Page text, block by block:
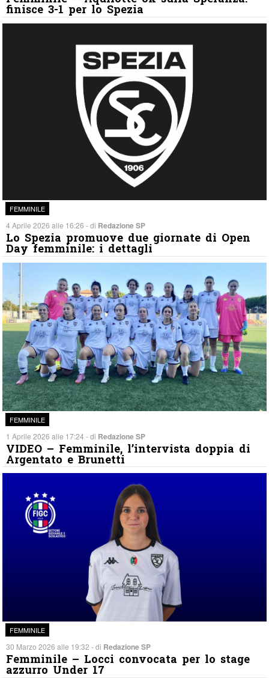
finisce 3-1 per lo Spezia
FEMMINILE
4 Aprile 2026 alle 16:26 - di Redazione SP
Lo Spezia promuove due giornate di Open
Day femminile: i dettagli
FEMMINILE
1 Aprile 2026 alle 17:24 - di Redazione SP
VIDEO – Femminile, l’intervista doppia di
Argentato e Brunetti
FEMMINILE
30 Marzo 2026 alle 19:32 - di Redazione SP
Femminile – Locci convocata per lo stage
azzurro Under 17